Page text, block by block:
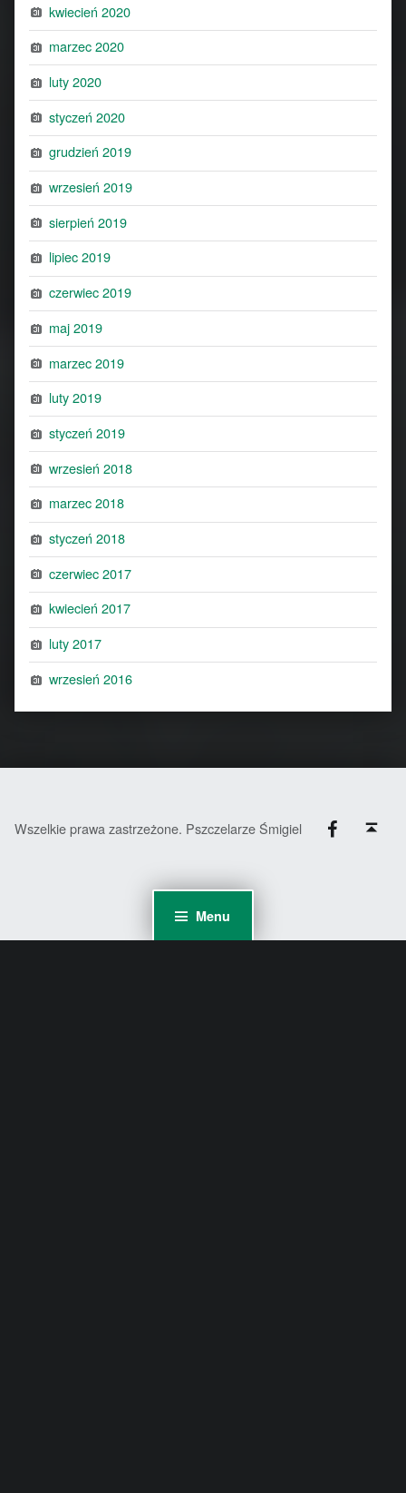
Menu
kwiecień 2020
marzec 2020
luty 2020
styczeń 2020
grudzień 2019
wrzesień 2019
sierpień 2019
lipiec 2019
czerwiec 2019
maj 2019
marzec 2019
luty 2019
styczeń 2019
wrzesień 2018
marzec 2018
styczeń 2018
czerwiec 2017
kwiecień 2017
luty 2017
wrzesień 2016
Wszelkie prawa zastrzeżone. Pszczelarze Śmigiel